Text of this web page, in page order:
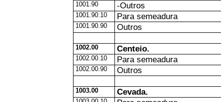
1001.90 -Outros
1001.90.10 Para semeadura
1001.90.90 Outros
1002.00 Centeio.
1002.00.10 Para semeadura
1002.00.90 Outros
1003.00 Cevada.